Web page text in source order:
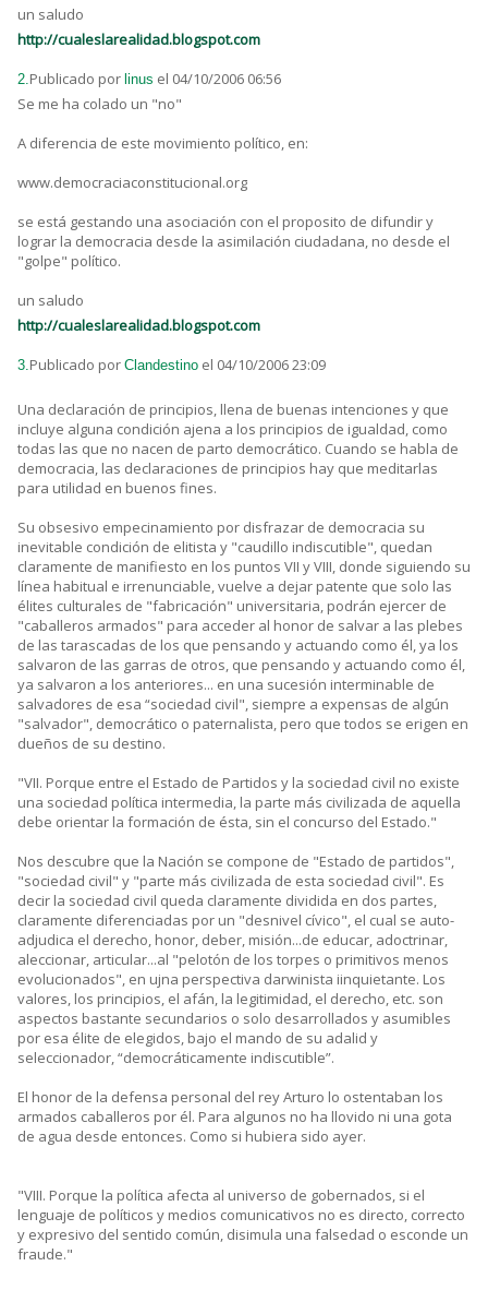
un saludo
http://cualeslarealidad.blogspot.com
2.Publicado por linus el 04/10/2006 06:56
Se me ha colado un "no"
A diferencia de este movimiento político, en:
www.democraciaconstitucional.org
se está gestando una asociación con el proposito de difundir y
lograr la democracia desde la asimilación ciudadana, no desde el
"golpe" político.
un saludo
http://cualeslarealidad.blogspot.com
3.Publicado por Clandestino el 04/10/2006 23:09
Una declaración de principios, llena de buenas intenciones y que
incluye alguna condición ajena a los principios de igualdad, como
todas las que no nacen de parto democrático. Cuando se habla de
democracia, las declaraciones de principios hay que meditarlas
para utilidad en buenos fines.
Su obsesivo empecinamiento por disfrazar de democracia su
inevitable condición de elitista y "caudillo indiscutible", quedan
claramente de manifiesto en los puntos VII y VIII, donde siguiendo su
línea habitual e irrenunciable, vuelve a dejar patente que solo las
élites culturales de "fabricación" universitaria, podrán ejercer de
"caballeros armados" para acceder al honor de salvar a las plebes
de las tarascadas de los que pensando y actuando como él, ya los
salvaron de las garras de otros, que pensando y actuando como él,
ya salvaron a los anteriores... en una sucesión interminable de
salvadores de esa “sociedad civil", siempre a expensas de algún
"salvador", democrático o paternalista, pero que todos se erigen en
dueños de su destino.
"VII. Porque entre el Estado de Partidos y la sociedad civil no existe
una sociedad política intermedia, la parte más civilizada de aquella
debe orientar la formación de ésta, sin el concurso del Estado."
Nos descubre que la Nación se compone de "Estado de partidos",
"sociedad civil" y "parte más civilizada de esta sociedad civil". Es
decir la sociedad civil queda claramente dividida en dos partes,
claramente diferenciadas por un "desnivel cívico", el cual se auto-
adjudica el derecho, honor, deber, misión...de educar, adoctrinar,
aleccionar, articular...al "pelotón de los torpes o primitivos menos
evolucionados", en ujna perspectiva darwinista iinquietante. Los
valores, los principios, el afán, la legitimidad, el derecho, etc. son
aspectos bastante secundarios o solo desarrollados y asumibles
por esa élite de elegidos, bajo el mando de su adalid y
seleccionador, “democráticamente indiscutible”.
El honor de la defensa personal del rey Arturo lo ostentaban los
armados caballeros por él. Para algunos no ha llovido ni una gota
de agua desde entonces. Como si hubiera sido ayer.
"VIII. Porque la política afecta al universo de gobernados, si el
lenguaje de políticos y medios comunicativos no es directo, correcto
y expresivo del sentido común, disimula una falsedad o esconde un
fraude."